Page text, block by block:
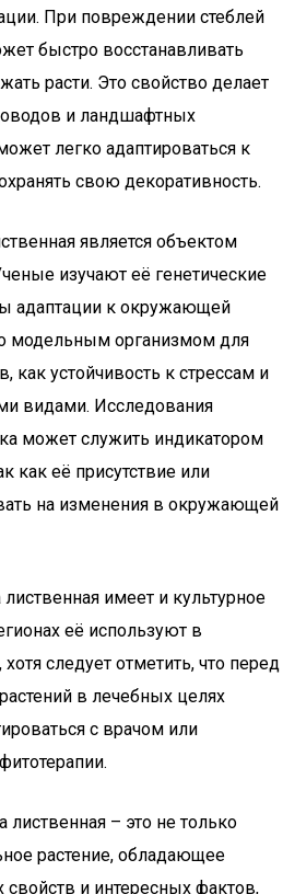
При повреждении стеблей
быстро восстанавливать
расти. Это свойство делает
и ландшафтных
легко адаптироваться к
свою декоративность.
является объектом
изучают её генетические
адаптации к окружающей
модельным организмом для
как устойчивость к стрессам и
видами. Исследования
может служить индикатором
как её присутствие или
на изменения в окружающей
имеет и культурное
её используют в
следует отметить, что перед
в лечебных целях
с врачом или
– это не только
растение, обладающее
и интересных фактов,